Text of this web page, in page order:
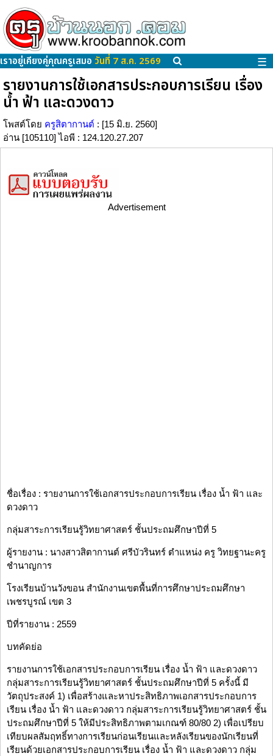
เราอยู่เคียงคู่คุณครูเสมอ วันที่ 7 ส.ค. 2569 ☰
รายงานการใช้เอกสารประกอบการเรียน เรื่อง
น้ำ ฟ้า และดวงดาว
โพสต์โดย ครูสิตากานต์ : [15 มิ.ย. 2560]
อ่าน [105110] ไอพี : 124.120.27.207
Advertisement
ชื่อเรื่อง : รายงานการใช้เอกสารประกอบการเรียน เรื่อง น้ำ ฟ้า และ
ดวงดาว
กลุ่มสาระการเรียนรู้วิทยาศาสตร์ ชั้นประถมศึกษาปีที่ 5
ผู้รายงาน : นางสาวสิตากานต์ ศรีบัวรินทร์ ตำแหน่ง ครู วิทยฐานะครู
ชำนาญการ
โรงเรียนบ้านวังขอน สำนักงานเขตพื้นที่การศึกษาประถมศึกษา
เพชรบูรณ์ เขต 3
ปีที่รายงาน : 2559
บทคัดย่อ
รายงานการใช้เอกสารประกอบการเรียน เรื่อง น้ำ ฟ้า และดวงดาว
กลุ่มสาระการเรียนรู้วิทยาศาสตร์ ชั้นประถมศึกษาปีที่ 5 ครั้งนี้ มี
วัตถุประสงค์ 1) เพื่อสร้างและหาประสิทธิภาพเอกสารประกอบการ
เรียน เรื่อง น้ำ ฟ้า และดวงดาว กลุ่มสาระการเรียนรู้วิทยาศาสตร์ ชั้น
ประถมศึกษาปีที่ 5 ให้มีประสิทธิภาพตามเกณฑ์ 80/80 2) เพื่อเปรียบ
เทียบผลสัมฤทธิ์ทางการเรียนก่อนเรียนและหลังเรียนของนักเรียนที่
เรียนด้วยเอกสารประกอบการเรียน เรื่อง น้ำ ฟ้า และดวงดาว กลุ่ม